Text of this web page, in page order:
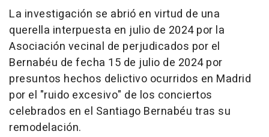
La investigación se abrió en virtud de una
querella interpuesta en julio de 2024 por la
Asociación vecinal de perjudicados por el
Bernabéu de fecha 15 de julio de 2024 por
presuntos hechos delictivo ocurridos en Madrid
por el "ruido excesivo" de los conciertos
celebrados en el Santiago Bernabéu tras su
remodelación.